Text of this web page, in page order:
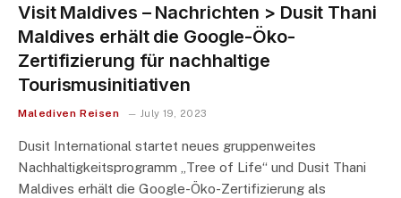
Visit Maldives – Nachrichten > Dusit Thani
Maldives erhält die Google-Öko-
Zertifizierung für nachhaltige
Tourismusinitiativen
Malediven Reisen July 19, 2023
Dusit International startet neues gruppenweites
Nachhaltigkeitsprogramm „Tree of Life“ und Dusit Thani
Maldives erhält die Google-Öko-Zertifizierung als